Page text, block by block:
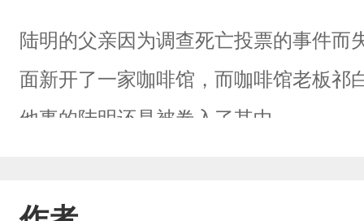
陆明的父亲因为调查死亡投票的事件
面新开了一家咖啡馆，而咖啡馆老板祁
他事的陆明还是被卷入了其中。